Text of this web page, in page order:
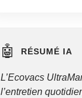
🤖 RÉSUMÉ IA
L’Ecovacs
l’entretien